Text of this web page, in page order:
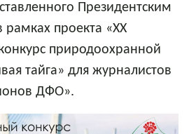
Президентским
проекта «XX
природоохранной
тайга» для журналистов
ДФО».